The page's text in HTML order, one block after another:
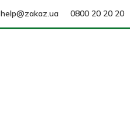
help@zakaz.ua 0800 20 20 20